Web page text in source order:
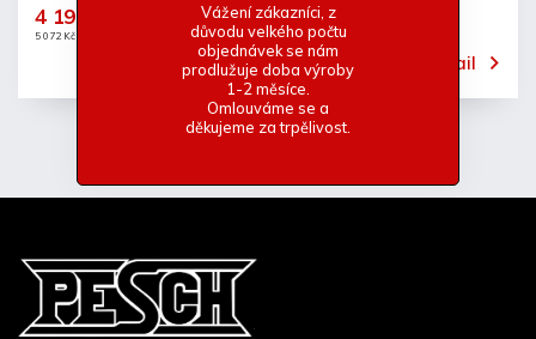
Vážení zákazníci, z
důvodu velkého počtu
objednávek se nám
prodlužuje doba výroby
1-2 měsíce.
Omlouváme se a
děkujeme za trpělivost.
5 072 Kč včetně DPH
4 192 Kč bez DPH
Detail